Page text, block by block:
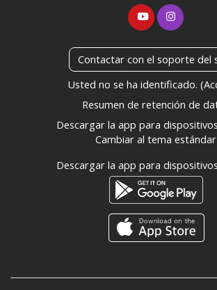
Contactar con el soporte del
Usted no se ha identificado. (
Resumen de retención de
Descargar la app para
Cambiar al tema estándar
Descargar la app para